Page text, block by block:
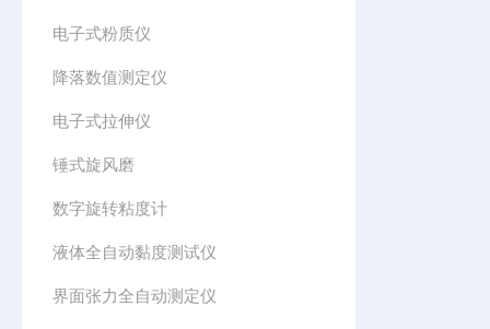
电子式粉质仪
降落数值测定仪
电子式拉伸仪
锤式旋风磨
数字旋转粘度计
液体全自动黏度测试仪
界面张力全自动测定仪